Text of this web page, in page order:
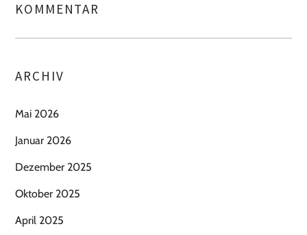
KOMMENTAR
ARCHIV
Mai 2026
Januar 2026
Dezember 2025
Oktober 2025
April 2025